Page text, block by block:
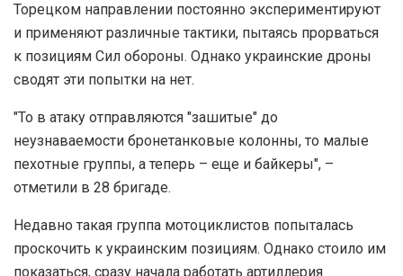
Торецком направлении постоянно экспериментируют
и применяют различные тактики, пытаясь прорваться
к позициям Сил обороны. Однако украинские дроны
сводят эти попытки на нет.
"То в атаку отправляются "зашитые" до
неузнаваемости бронетанковые колонны, то малые
пехотные группы, а теперь – еще и байкеры", –
отметили в 28 бригаде.
Недавно такая группа мотоциклистов попыталась
проскочить к украинским позициям. Однако стоило им
показаться, сразу начала работать артиллерия